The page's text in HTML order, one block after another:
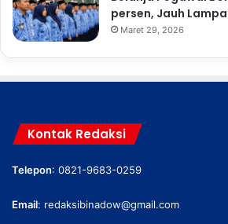
persen, Jauh
Maret 29, 2026
Kontak Redaksi
Telepon: 0821-9683-0259
Email: redaksibinadow@gmail.com